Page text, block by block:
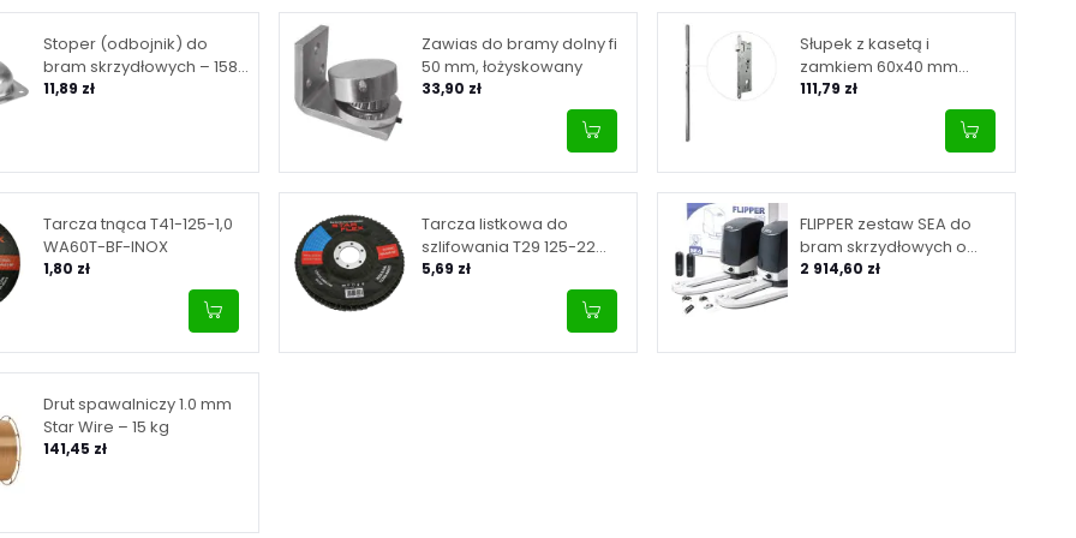
Stoper (odbojnik) do
bram skrzydłowych – 158
mm x 138 mm x H50 mm
11,89 zł
Zawias do bramy dolny fi
50 mm, łożyskowany
33,90 zł
Słupek z kasetą i
zamkiem 60x40 mm
wysokość 1500 mm
111,79 zł
Tarcza tnąca T41-125-1,0
WA60T-BF-INOX
1,80 zł
Tarcza listkowa do
szlifowania T29 125-22
granulacja 40, INOX
5,69 zł
FLIPPER zestaw SEA do
bram skrzydłowych o
maksymalnej długości
2 914,60 zł
Drut spawalniczy 1.0 mm
Star Wire – 15 kg
141,45 zł